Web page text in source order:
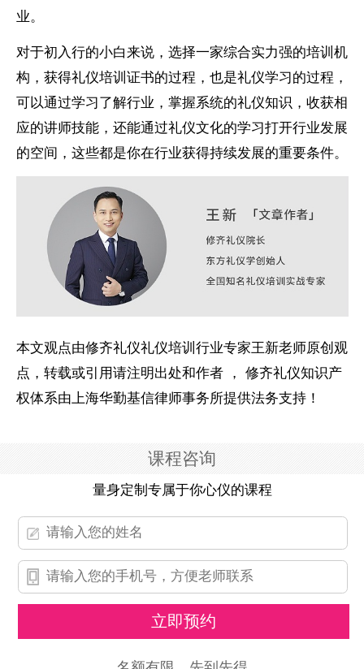
业。
对于初入行的小白来说，选择一家综合实力强的培训机
构，获得礼仪培训证书的过程，也是礼仪学习的过程，
可以通过学习了解行业，掌握系统的礼仪知识，收获相
应的讲师技能，还能通过礼仪文化的学习打开行业发展
的空间，这些都是你在行业获得持续发展的重要条件。
本文观点由修齐礼仪礼仪培训行业专家王新老师原创观
点，转载或引用请注明出处和作者 ， 修齐礼仪知识产
权体系由上海华勤基信律师事务所提供法务支持！
课程咨询
量身定制专属于你心仪的课程